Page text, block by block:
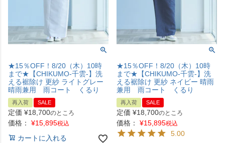
★15％OFF！8/20（木）10時
まで★【CHIKUMO-千雲-】洗
える裾除け 更紗 ライトグレー
晴雨兼用 雨コート くるり
再入荷 SALE
定価 ¥18,700のところ
価格： ¥15,895税込
カートに入れる
★15％OFF！8/20（木）10時
まで★【CHIKUMO-千雲-】洗
える裾除け 更紗 ネイビー 晴雨
兼用 雨コート くるり
再入荷 SALE
定価 ¥18,700のところ
価格： ¥15,895税込
5.00